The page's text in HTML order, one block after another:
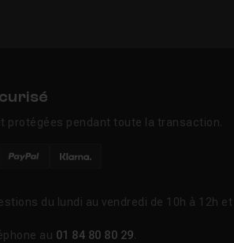
protégées pendant toute la transaction.
du lundi au vendredi de 10h à 12h et
au 01 84 80 80 29.